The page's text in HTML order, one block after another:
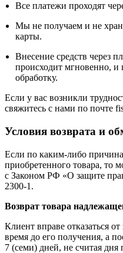
Все платежи проходят
Мы не получаем и не
карты.
Внесение средств через
происходит мгновенно, и
обработку.
Если у вас возникли
свяжитесь с нами по почте
Условия возврата и
Если по каким-либо
приобретенного товара, то
с Законом РФ «О защите
2300-1.
Возврат товара
Клиент вправе отказаться
время до его получения, а
7 (семи) дней, не считая дня